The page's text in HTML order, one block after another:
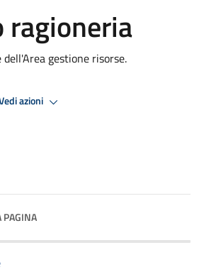
ragioneria
gestione risorse.
azioni
PAGINA